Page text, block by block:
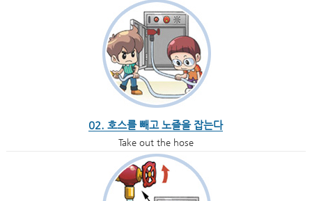
02. 호스를 빼고 노즐을 잡는다
Take out the hose